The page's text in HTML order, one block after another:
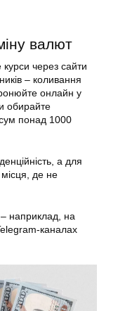
валют
через сайти
– коливання
онлайн у
обирайте
сум понад 1000
а для
місця, де не
наприклад, на
каналах